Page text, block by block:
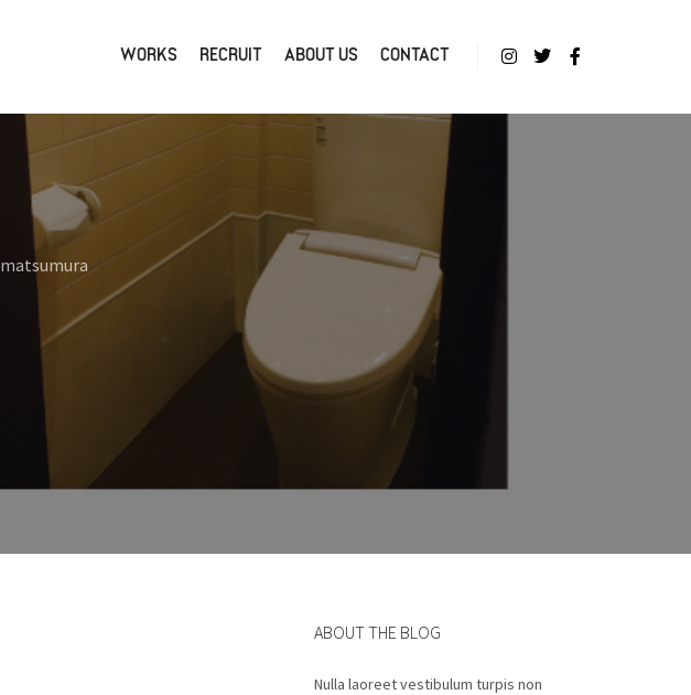
WORKS RECRUIT ABOUT US CONTACT
matsumura
ABOUT THE BLOG
Nulla laoreet vestibulum turpis non